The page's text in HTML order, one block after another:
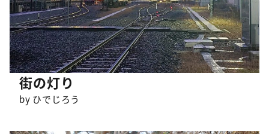
街の灯り
by ひでじろう